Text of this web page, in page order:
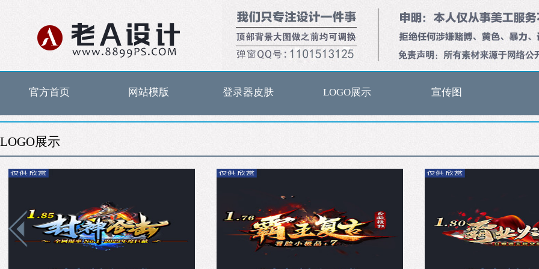
官方首页 网站模版 登录器皮肤 LOGO展示 宣传图
LOGO展示